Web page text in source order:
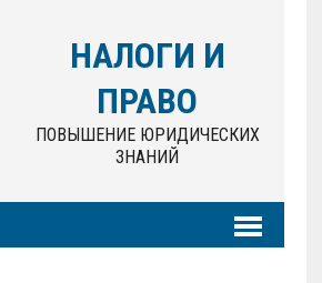
НАЛОГИ И
ПРАВО
ПОВЫШЕНИЕ ЮРИДИЧЕСКИХ
ЗНАНИЙ